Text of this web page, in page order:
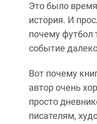
Это было
история. И
почему футбол
событие
Вот почему
автор очень
просто
писателям,